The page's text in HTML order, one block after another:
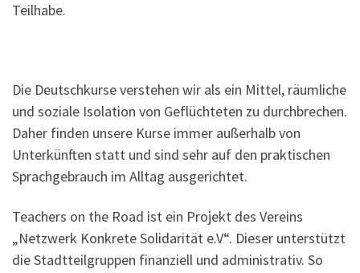
Teilhabe.
Die Deutschkurse verstehen wir als ein Mittel, räumliche
und soziale Isolation von Geflüchteten zu durchbrechen.
Daher finden unsere Kurse immer außerhalb von
Unterkünften statt und sind sehr auf den praktischen
Sprachgebrauch im Alltag ausgerichtet.
Teachers on the Road ist ein Projekt des Vereins
„Netzwerk Konkrete Solidarität e.V“. Dieser unterstützt
die Stadtteilgruppen finanziell und administrativ. So